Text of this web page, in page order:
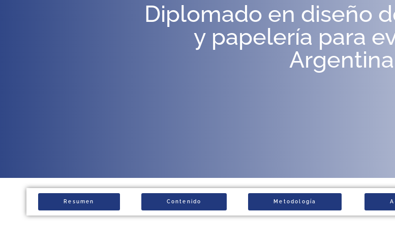
Diplomado en diseño
y papelería para
Argentina
Resumen Contenido Metodología